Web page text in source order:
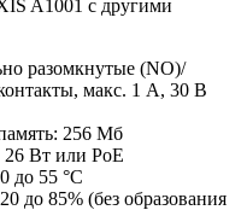
A1001 с другими
разомкнутые (NO)/
макс. 1 А, 30 В
256 Мб
Вт или PoE
до 55 °C
до 85% (без образования